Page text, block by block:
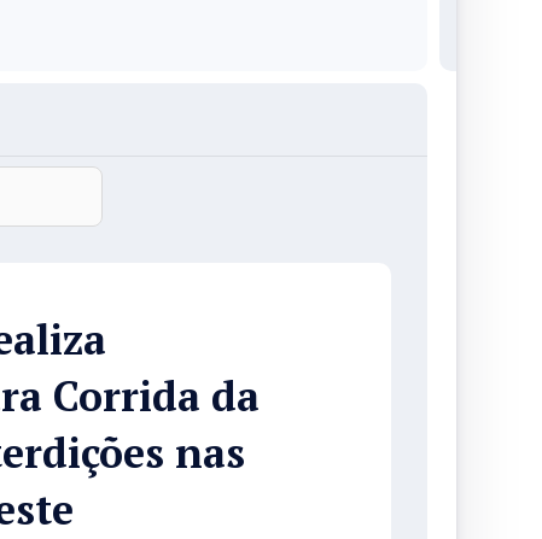
Corrida da
nas